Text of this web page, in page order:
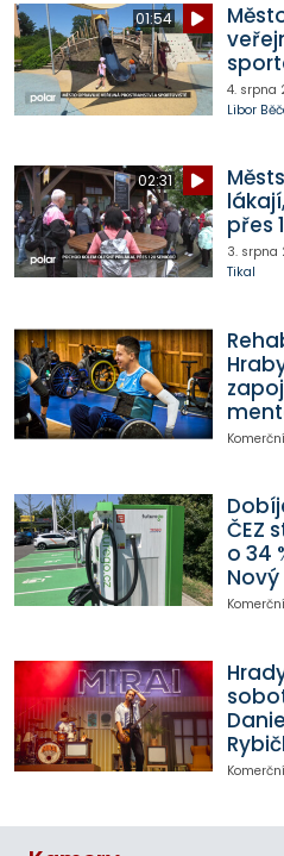
01:54
4. srpna
Libor
02:31
přes
3. srpna
Tikal
ČEZ
o 34